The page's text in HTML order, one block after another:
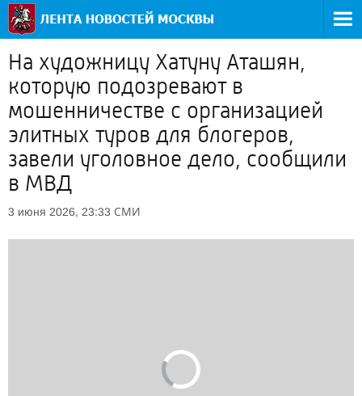
На художницу Хатуну Аташян,
которую подозревают в
мошенничестве с организацией
элитных туров для блогеров,
завели уголовное дело, сообщили
в МВД
3 июня 2026, 23:33 СМИ